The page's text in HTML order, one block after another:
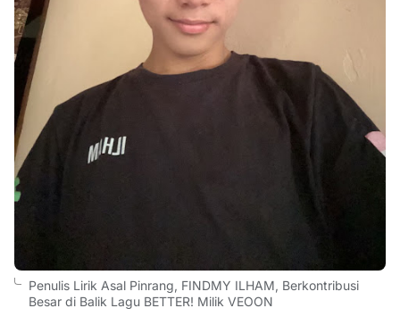
Penulis Lirik Asal Pinrang, FINDMY ILHAM, Berkontribusi
Besar di Balik Lagu BETTER! Milik VEOON